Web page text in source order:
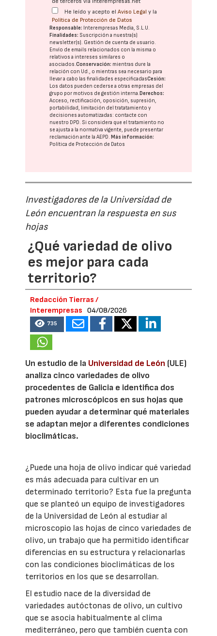
He leído y acepto elAviso Legal y la
Política de Protección de Datos
Responsable: Interempresas Media, S.L.U.
Finalidades: Suscripción a nuestra(s)
newsletter(s). Gestión de cuenta de usuario.
Envío de emails relacionados con la misma o
relativos a intereses similares o
asociados.Conservación: mientras dure la
relación con Ud., o mientras sea necesario para
llevar a cabo las finalidades especificadasCesión:
Los datos pueden cederse a otras empresas del
grupo por motivos de gestión interna.Derechos:
Acceso, rectificación, oposición, supresión,
portabilidad, limitación del tratatamiento y
decisiones automatizadas: contacte con
nuestro DPD. Si considera que el tratamiento no
se ajusta a la normativa vigente, puede presentar
reclamación ante laAEPD.Más información:
Política de Protección de Datos
Investigadores de la Universidad de
León encuentran la respuesta en sus
hojas
¿Qué variedad de olivo
es mejor para cada
territorio?
Redacción Tierras /
Interempresas
04/08/2026
735
Un estudio de la Universidad de León (ULE)
analiza cinco variedades de olivo
procedentes de Galicia e identifica dos
patrones microscópicos en sus hojas que
pueden ayudar a determinar qué materiales
se adaptan mejor a diferentes condiciones
bioclimáticas.
¿Puede una hoja de olivo indicar qué variedad
es más adecuada para cultivar en un
determinado territorio? Esta fue la pregunta
que se planteó un equipo de investigadores
de la Universidad de León al estudiar al
microscopio las hojas de cinco variedades de
olivo, un trabajo que ha permitido identificar
diferencias en su estructura y relacionarlas
con las condiciones bioclimáticas de los
territorios en los que se desarrollan.
El estudio nace de la diversidad de
variedades autóctonas de olivo, un cultivo
que se asocia habitualmente al clima
mediterráneo, pero que también cuenta con